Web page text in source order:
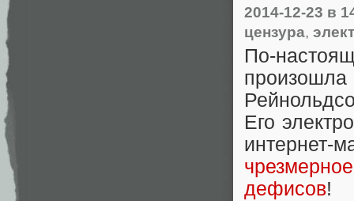
2014-12-23 в
цензура,
По-
Его
интернет-
дефисов!